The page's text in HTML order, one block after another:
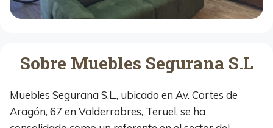
Sobre Muebles Segurana S.L
Muebles Segurana S.L., ubicado en Av. Cortes de
Aragón, 67 en Valderrobres, Teruel, se ha